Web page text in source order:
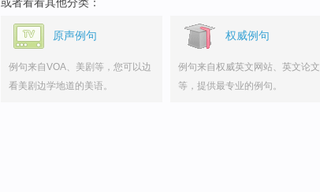
或者看看其他分类：
原声例句
例句来自VOA、美剧等，您可以边
看美剧边学地道的美语。
权威例句
例句来自权威英文网站、英文论文
等，提供最专业的例句。